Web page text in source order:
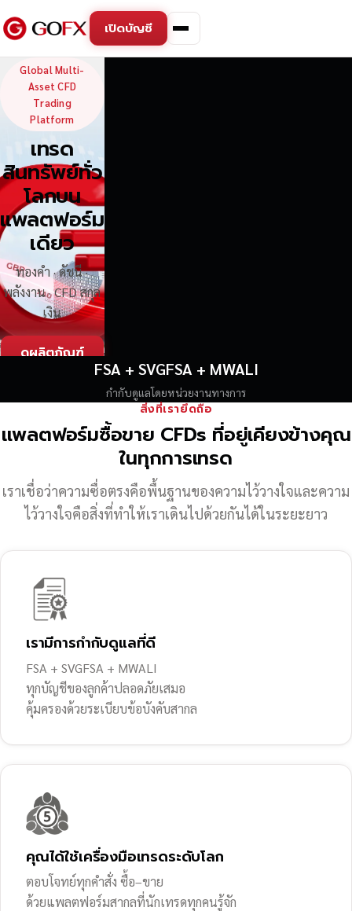
เปิดบัญชี
GoFX — Global Multi-
Global Multi-
Asset CFD
Trading
Platform
เทรด
สินทรัพย์ทั่ว
โลกบน
แพลตฟอร์ม
เดียว
ทองคำ · ดัชนี ·
พลังงาน · CFD สกุล
เงิน
ดูผลิตภัณฑ์
FSA + SVGFSA + MWALI
กำกับดูแลโดยหน่วยงานทางการ
สิ่งที่เรายึดถือ
แพลตฟอร์มซื้อขาย CFDs ที่อยู่เคียงข้างคุณ
ในทุกการเทรด
เราเชื่อว่าความซื่อตรงคือพื้นฐานของความไว้วางใจและความ
ไว้วางใจคือสิ่งที่ทำให้เราเดินไปด้วยกันได้ในระยะยาว
เรามีการกำกับดูแลที่ดี
FSA + SVGFSA + MWALI
ทุกบัญชีของลูกค้าปลอดภัยเสมอ
คุ้มครองด้วยระเบียบข้อบังคับสากล
คุณได้ใช้เครื่องมือเทรดระดับโลก
ตอบโจทย์ทุกคำสั่ง ซื้อ–ขาย
ด้วยแพลตฟอร์มสากลที่นักเทรดทุกคนรู้จัก